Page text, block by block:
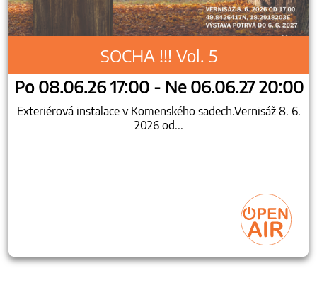
SOCHA !!! Vol. 5
Po 08.06.26 17:00 - Ne 06.06.27 20:00
Exteriérová instalace v Komenského sadech.Vernisáž 8. 6.
2026 od...